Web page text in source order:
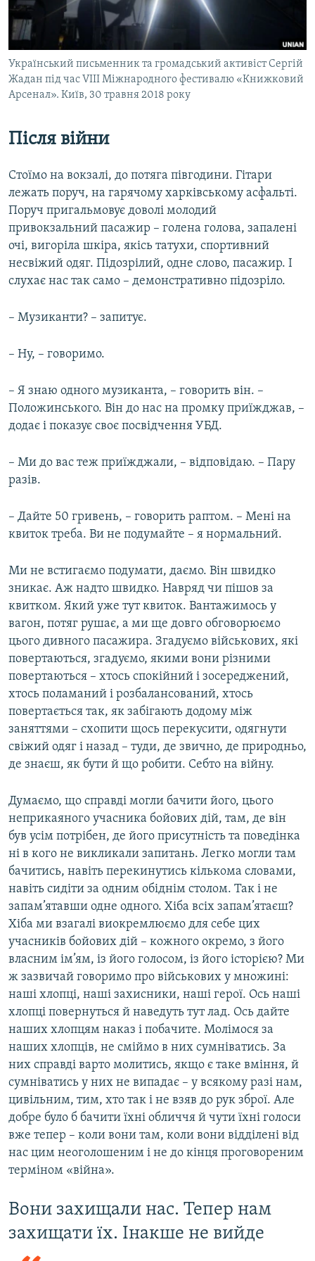
ВІДЕОУРОКИ «ELIFBE»
СВІДЧЕННЯ ОКУПАЦІЇ
УКРАЇНСЬКА ПРОБЛЕМА КРИМУ
ІНФОГРАФІКА
Русский
Qırımtatar
ДОЛУЧАЙСЯ!
Український письменник та громадський активіст Сергій
Жадан під час VІІI Міжнародного фестивалю «Книжковий
Арсенал». Київ, 30 травня 2018 року
Після війни
Стоїмо на вокзалі, до потяга півгодини. Гітари
лежать поруч, на гарячому харківському асфальті.
Поруч пригальмовує доволі молодий
привокзальний пасажир – голена голова, запалені
очі, вигоріла шкіра, якісь татухи, спортивний
несвіжий одяг. Підозрілий, одне слово, пасажир. І
слухає нас так само – демонстративно підозріло.
– Музиканти? – запитує.
– Ну, – говоримо.
– Я знаю одного музиканта, – говорить він. –
Положинського. Він до нас на промку приїжджав, –
додає і показує своє посвідчення УБД.
– Ми до вас теж приїжджали, – відповідаю. – Пару
разів.
– Дайте 50 гривень, – говорить раптом. – Мені на
квиток треба. Ви не подумайте – я нормальний.
Ми не встигаємо подумати, даємо. Він швидко
зникає. Аж надто швидко. Навряд чи пішов за
квитком. Який уже тут квиток. Вантажимось у
вагон, потяг рушає, а ми ще довго обговорюємо
цього дивного пасажира. Згадуємо військових, які
повертаються, згадуємо, якими вони різними
повертаються – хтось спокійний і зосереджений,
хтось поламаний і розбалансований, хтось
повертається так, як забігають додому між
заняттями – схопити щось перекусити, одягнути
свіжий одяг і назад – туди, де звично, де природньо,
де знаєш, як бути й що робити. Себто на війну.
Думаємо, що справді могли бачити його, цього
неприкаяного учасника бойових дій, там, де він
був усім потрібен, де його присутність та поведінка
ні в кого не викликали запитань. Легко могли там
бачитись, навіть перекинутись кількома словами,
навіть сидіти за одним обіднім столом. Так і не
запам’ятавши одне одного. Хіба всіх запам’ятаєш?
Хіба ми взагалі виокремлюємо для себе цих
учасників бойових дій – кожного окремо, з його
власним ім’ям, із його голосом, із його історією? Ми
ж зазвичай говоримо про військових у множині:
наші хлопці, наші захисники, наші герої. Ось наші
хлопці повернуться й наведуть тут лад. Ось дайте
наших хлопцям наказ і побачите. Молімося за
наших хлопців, не сміймо в них сумніватись. За
них справді варто молитись, якщо є таке вміння, й
сумніватись у них не випадає – у всякому разі нам,
цивільним, тим, хто так і не взяв до рук зброї. Але
добре було б бачити їхні обличчя й чути їхні голоси
вже тепер – коли вони там, коли вони відділені від
нас цим неоголошеним і не до кінця проговореним
терміном «війна».
Вони захищали нас. Тепер нам
захищати їх. Інакше не вийде​